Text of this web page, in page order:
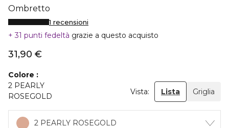
Ombretto
1 recensioni
31 punti fedeltà grazie a questo acquisto
31,90 €
Colore
2 PEARLY
ROSEGOLD
Vista: Lista Griglia
2 PEARLY ROSEGOLD